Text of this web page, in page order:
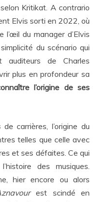
selon Kritikat. A contrario
Elvis sorti en 2022, où
du manager d’Elvis
du scénario qui
de Charles
plus en profondeur sa
l’origine de ses
de carrières, l’origine du
telles que celle avec
et ses défaites. Ce qui
des musiques.
hier encore ou alors
est scindé en